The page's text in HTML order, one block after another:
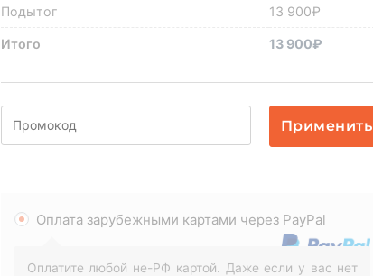
Подытог 13 900₽
Итого 13 900₽
Применить
Оплата зарубежными картами через PayPal
Оплатите любой не-РФ картой. Даже если у вас нет